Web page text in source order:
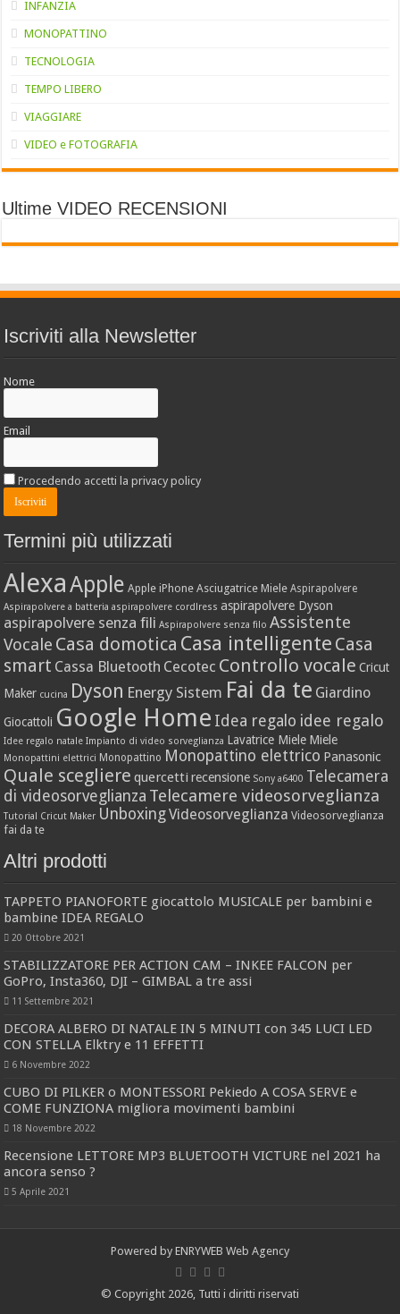
INFANZIA
MONOPATTINO
TECNOLOGIA
TEMPO LIBERO
VIAGGIARE
VIDEO e FOTOGRAFIA
Ultime VIDEO RECENSIONI
Iscriviti alla Newsletter
Nome
Email
Procedendo accetti la privacy policy
Termini più utilizzati
AlexaApple Apple iPhone Asciugatrice Miele Aspirapolvere
Aspirapolvere a batteria aspirapolvere cordlress aspirapolvere Dyson
aspirapolvere senza fili Aspirapolvere senza filo Assistente
Vocale Casa domotica Casa intelligente Casa
smart Cassa Bluetooth Cecotec Controllo vocale Cricut
Maker cucina Dyson Energy Sistem Fai da te Giardino
Giocattoli Google Home Idea regalo idee regalo
Idee regalo natale Impianto di video sorveglianza Lavatrice Miele Miele
Monopattini elettrici Monopattino Monopattino elettrico Panasonic
Quale scegliere quercetti recensione Sony a6400 Telecamera
di videosorveglianza Telecamere videosorveglianza
Tutorial Cricut Maker UnboxingVideosorveglianza Videosorveglianza
fai da te
Altri prodotti
TAPPETO PIANOFORTE giocattolo MUSICALE per bambini e
bambine IDEA REGALO
20 Ottobre 2021
STABILIZZATORE PER ACTION CAM – INKEE FALCON per
GoPro, Insta360, DJI – GIMBAL a tre assi
11 Settembre 2021
DECORA ALBERO DI NATALE IN 5 MINUTI con 345 LUCI LED
CON STELLA Elktry e 11 EFFETTI
6 Novembre 2022
CUBO DI PILKER o MONTESSORI Pekiedo A COSA SERVE e
COME FUNZIONA migliora movimenti bambini
18 Novembre 2022
Recensione LETTORE MP3 BLUETOOTH VICTURE nel 2021 ha
ancora senso ?
5 Aprile 2021
Powered by ENRYWEB Web Agency
© Copyright 2026, Tutti i diritti riservati